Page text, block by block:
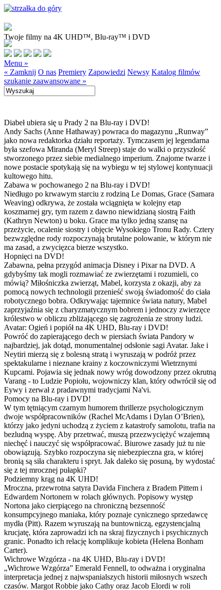
Twoje filmy na 4K UHD™, Blu-ray™ i DVD
Menu »
« Zamknij O nas Premiery Zapowiedzi Newsy Katalog filmów
szukanie zaawansowane »
Diabeł ubiera się u Prady 2 na Blu-ray i DVD!
Andy Sachs (Anne Hathaway) powraca do magazynu „Runway”
jako nowa redaktorka działu reportaży. Tymczasem jej legendarna
była szefowa Miranda (Meryl Streep) staje do walki o przyszłość
stworzonego przez siebie medialnego imperium. Znajome twarze i
nowe postacie spotykają się na wybiegu w tej stylowej kontynuacji
kultowego hitu.
Zabawa w pochowanego 2 na Blu-ray i DVD!
Niedługo po krwawym starciu z rodziną Le Domas, Grace (Samara
Weaving) odkrywa, że została wciągnięta w kolejny etap
koszmarnej gry, tym razem z dawno niewidzianą siostrą Faith
(Kathryn Newton) u boku. Grace ma tylko jedną szansę na
przeżycie, ocalenie siostry i objęcie Wysokiego Tronu Rady. Cztery
bezwzględne rody rozpoczynają brutalne polowanie, w którym nie
ma zasad, a zwycięzca bierze wszystko.
Hopnięci na DVD!
Zabawna, pełna przygód animacja Disney i Pixar na DVD. A
gdybyśmy tak mogli rozmawiać ze zwierzętami i rozumieli, co
mówią? Miłośniczka zwierząt, Mabel, korzysta z okazji, aby za
pomocą nowych technologii przenieść swoją świadomość do ciała
robotycznego bobra. Odkrywając tajemnice świata natury, Mabel
zaprzyjaźnia się z charyzmatycznym bobrem i jednoczy zwierzęce
królestwo w obliczu zbliżającego się zagrożenia ze strony ludzi.
Avatar: Ogień i popiół na 4K UHD, Blu-ray i DVD!
Powróć do zapierającego dech w piersiach świata Pandory w
najbardziej, jak dotąd, monumentalnej odsłonie sagi Avatar. Jake i
Neytiri mierzą się z bolesną stratą i wyruszają w podróż przez
spektakularne i nieznane krainy z koczowniczymi Wietrznymi
Kupcami. Pojawia się jednak nowy wróg dowodzony przez okrutną
Varang - to Ludzie Popiołu, wojowniczy klan, który odwrócił się od
Eywy i zerwał z pradawnymi tradycjami Na'vi.
Pomocy na Blu-ray i DVD!
W tym tętniącym czarnym humorem thrillerze psychologicznym
dwoje współpracowników (Rachel McAdams i Dylan O’Brien),
którzy jako jedyni uchodzą z życiem z katastrofy samolotu, trafia na
bezludną wyspę. Aby przetrwać, muszą przezwyciężyć wzajemną
niechęć i nauczyć się współpracować. Biurowe zasady już tu nie
obowiązują. Szybko rozpoczyna się niebezpieczna gra, w której
bronią są siła charakteru i spryt. Jak daleko się posuną, by wydostać
się z tej mrocznej pułapki?
Podziemny krąg na 4K UHD!
Mroczna, przewrotna satyra Davida Finchera z Bradem Pittem i
Edwardem Nortonem w rolach głównych. Popisowy występ
Nortona jako cierpiącego na chroniczną bezsenność
konsumpcyjnego maniaka, który poznaje cynicznego sprzedawcę
mydła (Pitt). Razem wyruszają na buntowniczą, egzystencjalną
krucjatę, która zaprowadzi ich na skraj fizycznych i psychicznych
granic. Ponadto ich relację komplikuje kobieta (Helena Bonham
Carter).
Wichrowe Wzgórza - na 4K UHD, Blu-ray i DVD!
„Wichrowe Wzgórza” Emerald Fennell, to odważna i oryginalna
interpretacja jednej z najwspanialszych historii miłosnych wszech
czasów. Margot Robbie jako Cathy oraz Jacob Elordi w roli